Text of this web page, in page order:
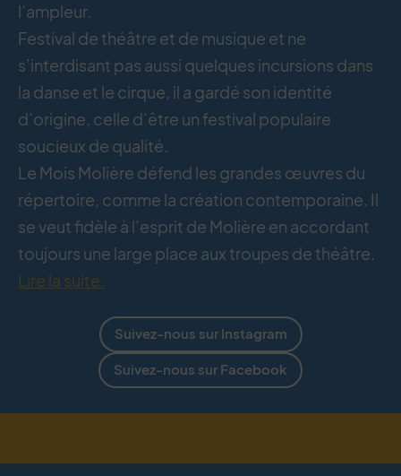
l’ampleur.
Festival de théâtre et de musique et ne
s’interdisant pas aussi quelques incursions dans
la danse et le cirque, il a gardé son identité
d’origine, celle d’être un festival populaire
soucieux de qualité.
Le Mois Molière défend les grandes œuvres du
répertoire, comme la création contemporaine. Il
se veut fidèle à l’esprit de Molière en accordant
toujours une large place aux troupes de théâtre.
Lire la suite.
Suivez-nous sur Instagram
Suivez-nous sur Facebook